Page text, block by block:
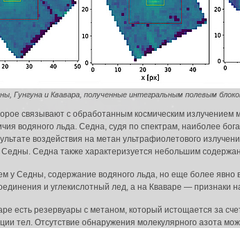
Гунгуна и Квавара, полученные интегральным полевым
связывают с обработанным космическим
водяного льда. Седна, судя по спектрам, наиболее
воздействия на метан ультрафиолетового
Седна также характеризуется небольшим
у Седны, содержание водяного льда, но еще более явно
и углекислотный лед, а на Кваваре — признаки
есть резервуары с метаном, который истощается за
тел. Отсутствие обнаружения молекулярного азота